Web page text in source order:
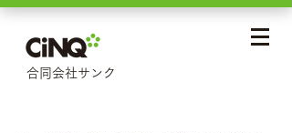
合同会社サンク